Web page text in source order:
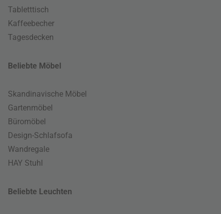
Tabletttisch
Kaffeebecher
Tagesdecken
Beliebte Möbel
Skandinavische Möbel
Gartenmöbel
Büromöbel
Design-Schlafsofa
Wandregale
HAY Stuhl
Beliebte Leuchten